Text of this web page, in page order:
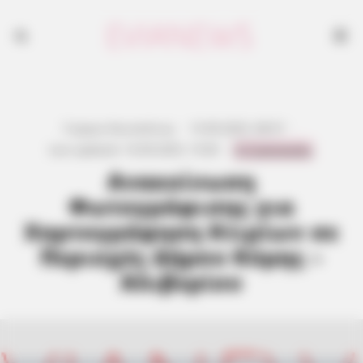
Ανακοίνωση
Φωτογράφισης για
Χαρτογράφηση Κτιρίων σε
Περιοχές Δήμου Κύμης –
Αλιβερίου